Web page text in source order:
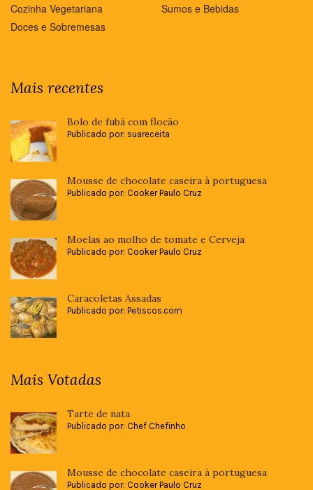
Cozinha Vegetariana
Doces e Sobremesas
Sumos e Bebidas
Mais recentes
Bolo de fubá com flocão
Publicado por: suareceita
Mousse de chocolate caseira à portuguesa
Publicado por: Cooker Paulo Cruz
Moelas ao molho de tomate e Cerveja
Publicado por: Cooker Paulo Cruz
Caracoletas Assadas
Publicado por: Petiscos.com
Mais Votadas
Tarte de nata
Publicado por: Chef Chefinho
Mousse de chocolate caseira à portuguesa
Publicado por: Cooker Paulo Cruz